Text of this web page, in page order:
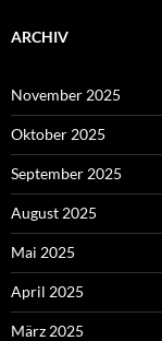
ARCHIV
November 2025
Oktober 2025
September 2025
August 2025
Mai 2025
April 2025
März 2025